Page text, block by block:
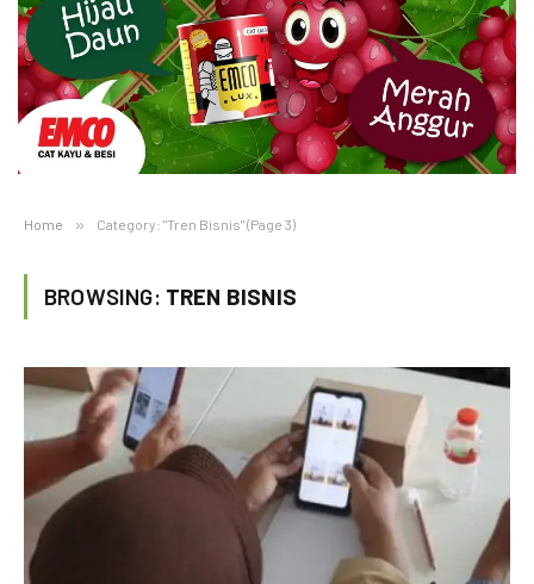
Home » Category: "Tren Bisnis" (Page 3)
BROWSING: TREN BISNIS